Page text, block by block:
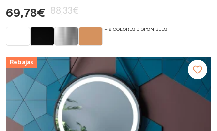
69,78€ 88,33€
+ 2 COLORES DISPONIBLES
Rebajas